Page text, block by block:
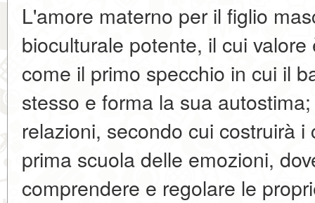
L'amore materno per il figlio
bioculturale potente, il cui
come il primo specchio in cui il
stesso e forma la sua
relazioni, secondo cui costruirà
prima scuola delle emozioni,
comprendere e regolare le